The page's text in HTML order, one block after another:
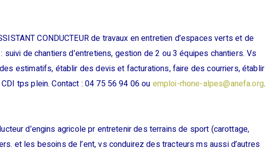
CONDUCTEUR de travaux en entretien d’espaces verts et de
de chantiers d’entretiens, gestion de 2 ou 3 équipes chantiers. Vs
estimatifs, établir des devis et facturations, faire des courriers, établir
tps plein. Contact : 04 75 56 94 06 ou emploi-rhone-alpes@anefa.org.
d’engins agricole pr entretenir des terrains de sport (carottage,
et les besoins de l’ent, vs conduirez des tracteurs ms aussi d’autres